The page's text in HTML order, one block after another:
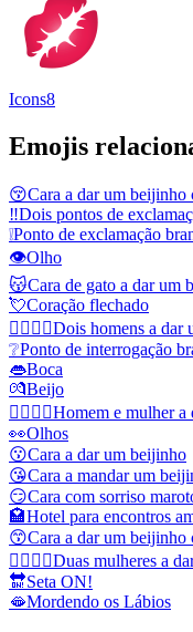
Icons8
Emojis
😚Cara a dar um beijinho
‼️Dois pontos de
❕Ponto de exclamação
👁️Olho
😽Cara de gato a dar um
💘Coração flechado
👨‍❤️‍💋‍👨Dois homens a dar
❔Ponto de interrogação
👄Boca
💏Beijo
👩‍❤️‍💋‍👨Homem e mulher a
👀Olhos
😗Cara a dar um beijinho
😘Cara a mandar um
😏Cara com sorriso
🏩Hotel para encontros
😙Cara a dar um beijinho
👩‍❤️‍💋‍👩Duas mulheres a
🔛Seta ON!
🫦Mordendo os Lábios